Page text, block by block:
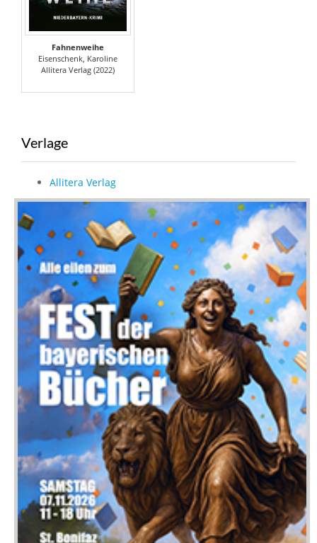
Fahnenweihe
Eisenschenk, Karoline
Allitera Verlag (2022)
Verlage
Allitera Verlag